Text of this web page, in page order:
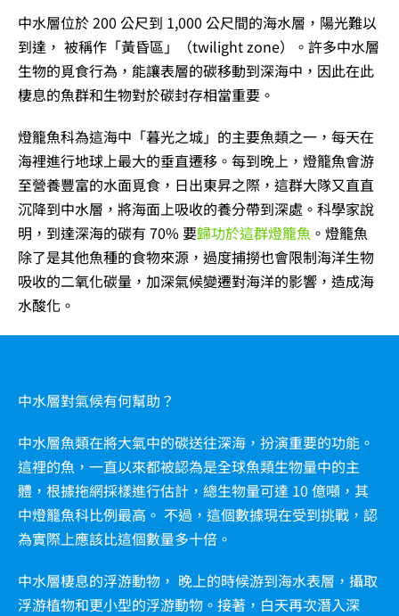
中水層位於 200 公尺到 1,000 公尺間的海水層，陽光難以
到達， 被稱作「黃昏區」（twilight zone）。許多中水層
生物的覓食行為，能讓表層的碳移動到深海中，因此在此
棲息的魚群和生物對於碳封存相當重要。
燈籠魚科為這海中「暮光之城」的主要魚類之一，每天在
海裡進行地球上最大的垂直遷移。每到晚上，燈籠魚會游
至營養豐富的水面覓食，日出東昇之際，這群大隊又直直
沉降到中水層，將海面上吸收的養分帶到深處。科學家說
明，到達深海的碳有 70% 要歸功於這群燈籠魚 。燈籠魚
除了是其他魚種的食物來源，過度捕撈也會限制海洋生物
吸收的二氧化碳量，加深氣候變遷對海洋的影響，造成海
水酸化。
中水層對氣候有何幫助？
中水層魚類在將大氣中的碳送往深海，扮演重要的功能。
這裡的魚，一直以來都被認為是全球魚類生物量中的主
體，根據拖網採樣進行估計，總生物量可達 10 億噸，其
中燈籠魚科比例最高。 不過，這個數據現在受到挑戰，認
為實際上應該比這個數量多十倍。
中水層棲息的浮游動物， 晚上的時候游到海水表層，攝取
浮游植物和更小型的浮游動物。接著，白天再次潛入深